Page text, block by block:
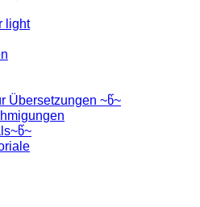
light
Übersetzungen ~წ~